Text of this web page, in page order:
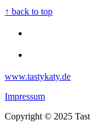
↑ back to top
www.tastykaty.de
Impressum
Copyright © 2025